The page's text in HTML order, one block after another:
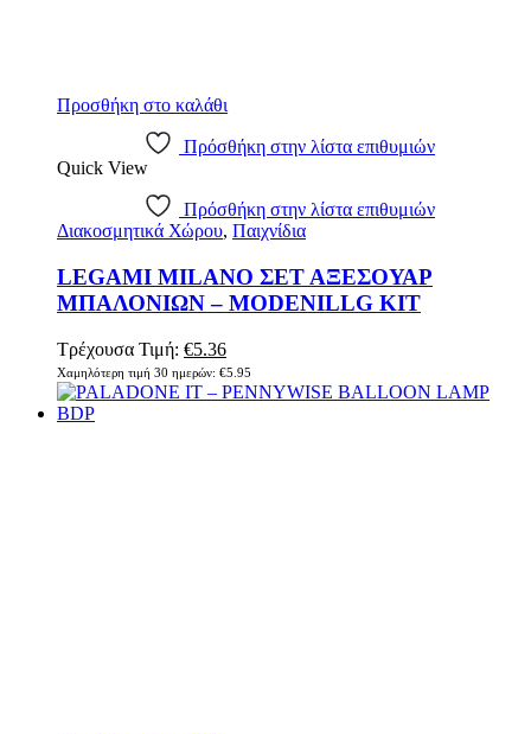
Προσθήκη στο καλάθι
Πρόσθήκη στην λίστα επιθυμιών
Quick View
Πρόσθήκη στην λίστα επιθυμιών
Διακοσμητικά Χώρου, Παιχνίδια
LEGAMI MILANO ΣΕΤ ΑΞΕΣΟΥΑΡ
ΜΠΑΛΟΝΙΩΝ – MODENILLG KIT
Τρέχουσα Τιμή: €5.36
Χαμηλότερη τιμή 30 ημερών: €5.95